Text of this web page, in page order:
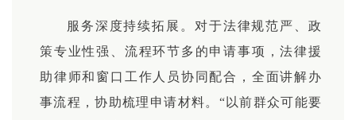
服务深度持续拓展。对于法律规范严、政
策专业性强、流程环节多的申请事项，法律援
助律师和窗口工作人员协同配合，全面讲解办
事流程，协助梳理申请材料。“以前群众可能要